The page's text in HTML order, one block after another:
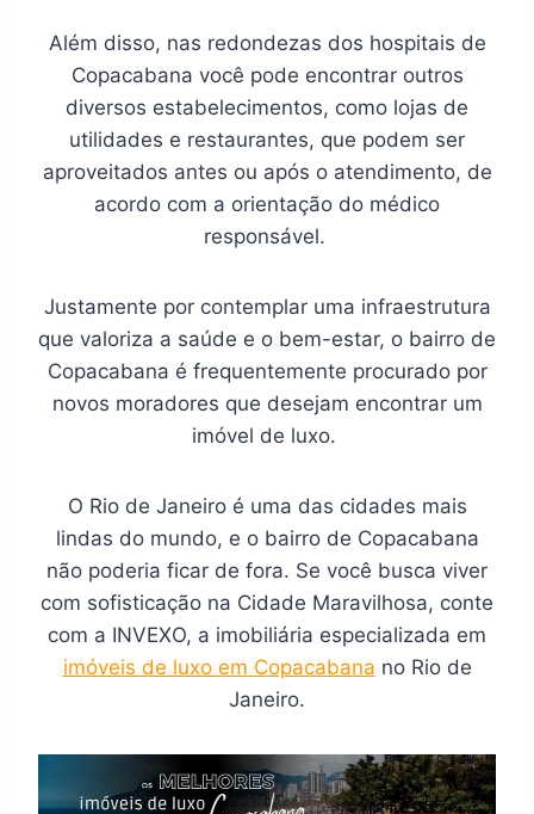
Além disso, nas redondezas dos hospitais de
Copacabana você pode encontrar outros
diversos estabelecimentos, como lojas de
utilidades e restaurantes, que podem ser
aproveitados antes ou após o atendimento, de
acordo com a orientação do médico
responsável.
Justamente por contemplar uma infraestrutura
que valoriza a saúde e o bem-estar, o bairro de
Copacabana é frequentemente procurado por
novos moradores que desejam encontrar um
imóvel de luxo.
O Rio de Janeiro é uma das cidades mais
lindas do mundo, e o bairro de Copacabana
não poderia ficar de fora. Se você busca viver
com sofisticação na Cidade Maravilhosa, conte
com a INVEXO, a imobiliária especializada em
imóveis de luxo em Copacabana no Rio de
Janeiro.